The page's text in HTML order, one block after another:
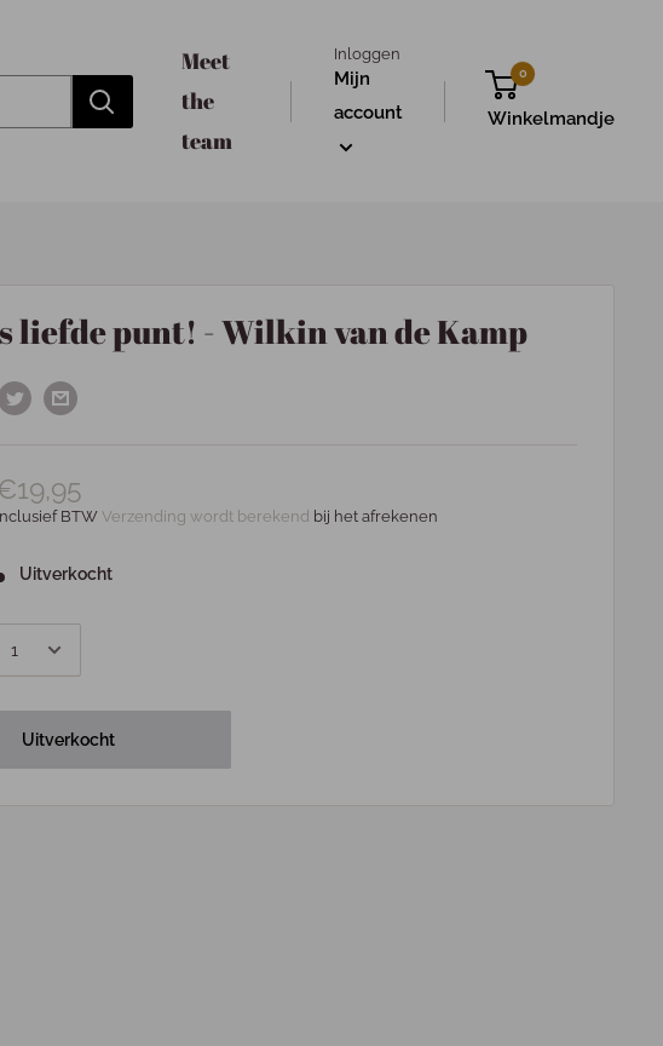
Meet
the
team
Inloggen
Mijn
account
0
Winkelmandje
liefde punt! - Wilkin van de Kamp
BTW Verzending wordt berekend bij het afrekenen
Uitverkocht
Uitverkocht